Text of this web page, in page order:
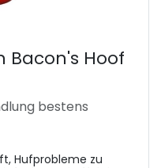
Bacon's Hoof
bestens
Hufprobleme zu